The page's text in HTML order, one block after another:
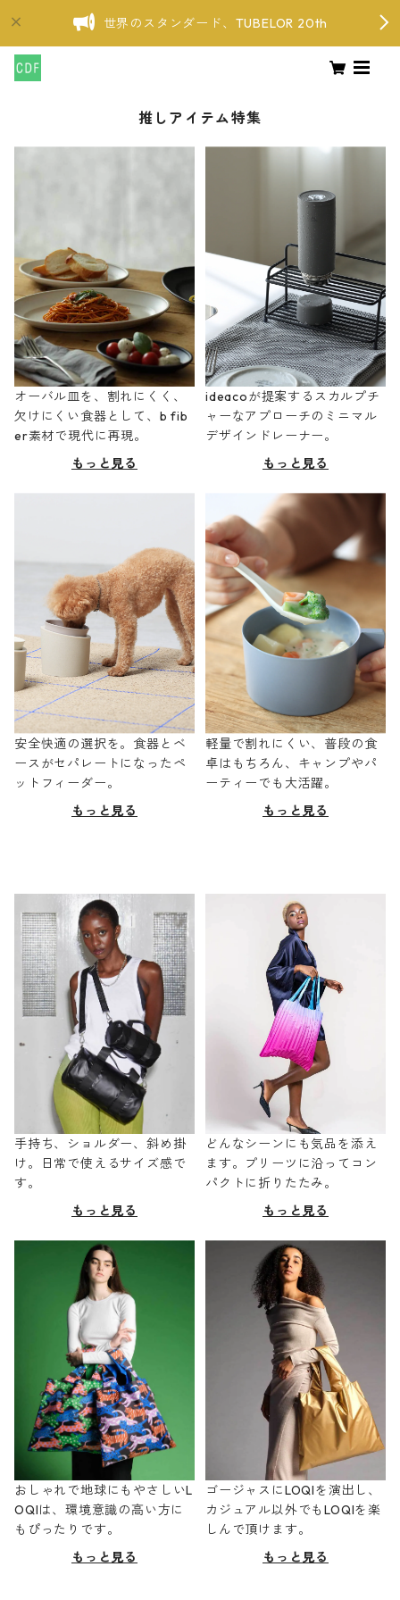
世界のスタンダード、TUBELOR 20th
推しアイテム特集
オーバル皿を、割れにくく、
欠けにくい食器として、b fib
er素材で現代に再現。
もっと見る
ideacoが提案するスカルプチ
ャーなアプローチのミニマル
デザインドレーナー。
もっと見る
安全快適の選択を。食器とベ
ースがセパレートになったペ
ットフィーダー。
もっと見る
軽量で割れにくい、普段の食
卓はもちろん、キャンプやパ
ーティーでも大活躍。
もっと見る
手持ち、ショルダー、斜め掛
け。日常で使えるサイズ感で
す。
もっと見る
どんなシーンにも気品を添え
ます。プリーツに沿ってコン
パクトに折りたたみ。
もっと見る
おしゃれで地球にもやさしいL
OQIは、環境意識の高い方に
もぴったりです。
もっと見る
ゴージャスにLOQIを演出し、
カジュアル以外でもLOQIを楽
しんで頂けます。
もっと見る